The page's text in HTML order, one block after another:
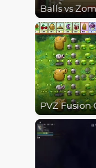
Balls vs
PVZ Fusion